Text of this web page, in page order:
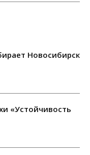
Новосибирск
«Устойчивость